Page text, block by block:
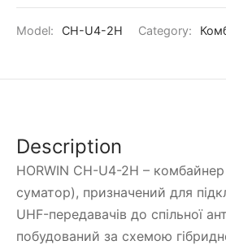
Model: CH-U4-2H Category:
Description
HORWIN CH-U4-2H –
суматор), призначений для
UHF-передавачів до спільної
побудований за схемою